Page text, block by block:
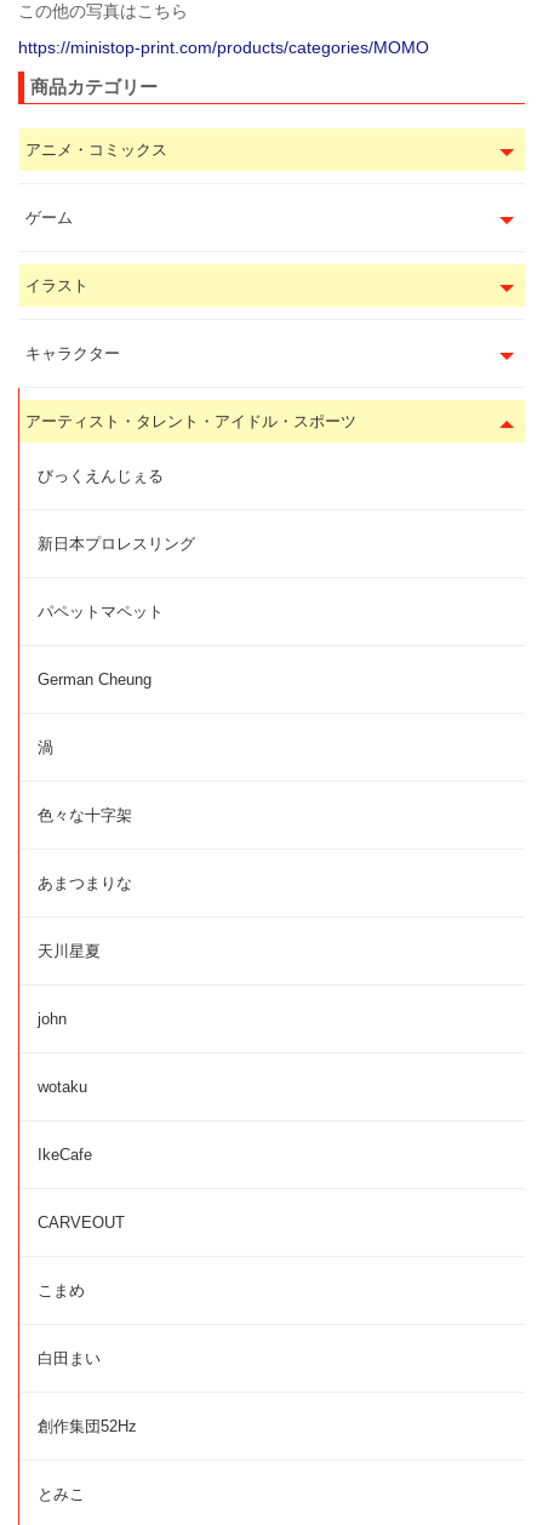
この他の写真はこちら
https://ministop-print.com/products/categories/MOMO
商品カテゴリー
アニメ・コミックス
ゲーム
イラスト
キャラクター
アーティスト・タレント・アイドル・スポーツ
びっくえんじぇる
新日本プロレスリング
パペットマペット
German Cheung
渦
色々な十字架
あまつまりな
天川星夏
john
wotaku
IkeCafe
CARVEOUT
こまめ
白田まい
創作集団52Hz
とみこ